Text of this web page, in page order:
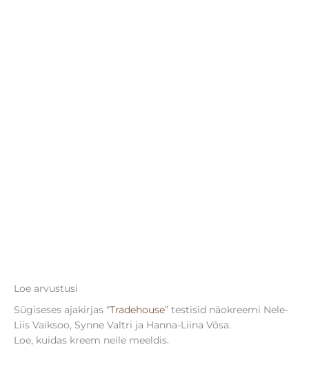
Loe arvustusi
Sügiseses ajakirjas “Tradehouse” testisid näokreemi Nele-
Liis Vaiksoo, Synne Valtri ja Hanna-Liina Võsa.
Loe, kuidas kreem neile meeldis.